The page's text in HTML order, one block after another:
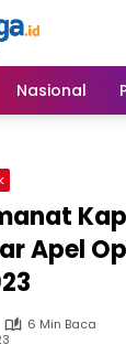
Nasional
Apel
6 Min Baca